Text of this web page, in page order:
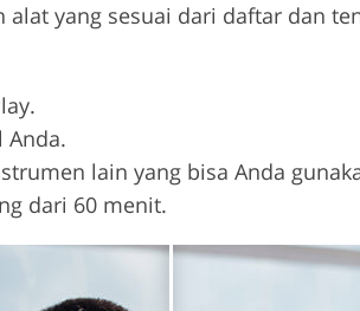
yang sesuai dari daftar dan
Anda.
lain yang bisa Anda
dari 60 menit.